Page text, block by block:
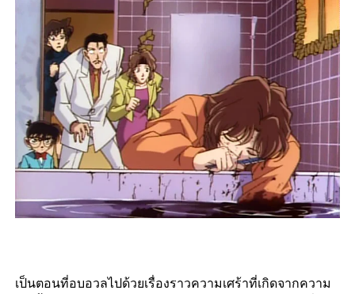
เป็นตอนที่อบอวลไปด้วยเรื่องราวความเศร้าที่เกิดจากความ